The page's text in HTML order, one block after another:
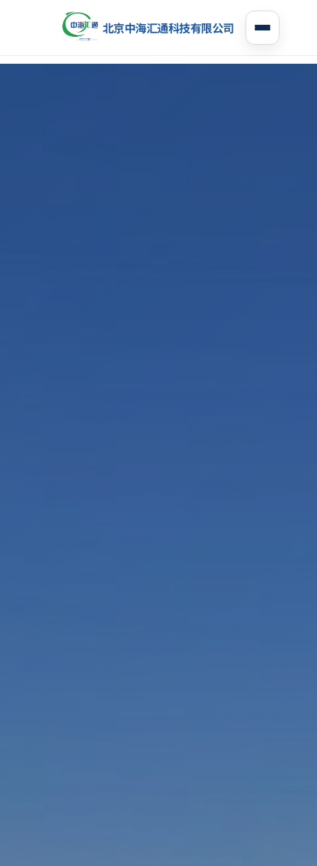
北京中海汇通科技有限公司